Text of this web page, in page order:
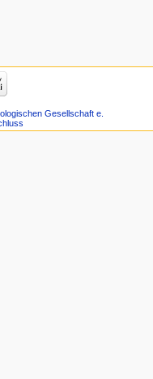
Gesellschaft e.